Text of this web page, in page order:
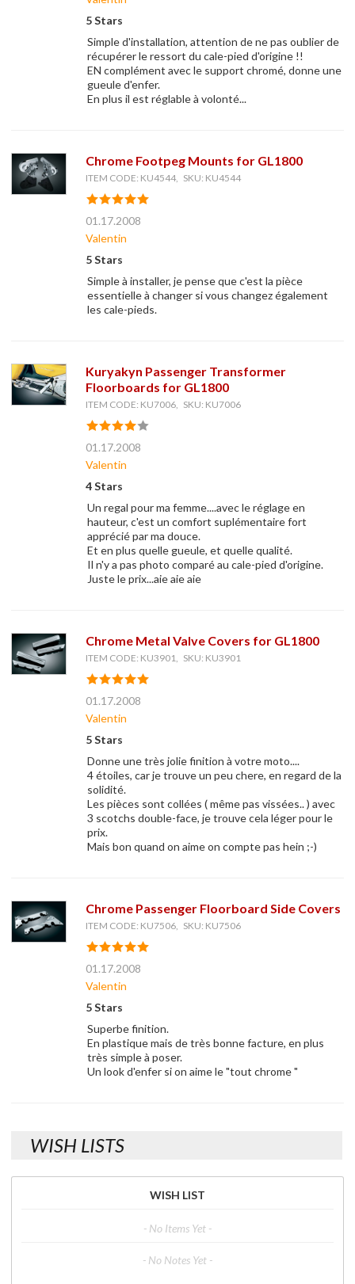
5 Stars
Simple d'installation, attention de ne pas oublier de
récupérer le ressort du cale-pied d'origine !!
EN complément avec le support chromé, donne une
gueule d'enfer.
En plus il est réglable à volonté...
Chrome Footpeg Mounts for GL1800
ITEM CODE: KU4544, SKU: KU4544
01.17.2008
Valentin
5 Stars
Simple à installer, je pense que c'est la pièce
essentielle à changer si vous changez également
les cale-pieds.
Kuryakyn Passenger Transformer
Floorboards for GL1800
ITEM CODE: KU7006, SKU: KU7006
01.17.2008
Valentin
4 Stars
Un regal pour ma femme....avec le réglage en
hauteur, c'est un comfort suplémentaire fort
apprécié par ma douce.
Et en plus quelle gueule, et quelle qualité.
Il n'y a pas photo comparé au cale-pied d'origine.
Juste le prix...aie aie aie
Chrome Metal Valve Covers for GL1800
ITEM CODE: KU3901, SKU: KU3901
01.17.2008
Valentin
5 Stars
Donne une très jolie finition à votre moto....
4 étoiles, car je trouve un peu chere, en regard de la
solidité.
Les pièces sont collées ( même pas vissées.. ) avec
3 scotchs double-face, je trouve cela léger pour le
prix.
Mais bon quand on aime on compte pas hein ;-)
Chrome Passenger Floorboard Side Covers
ITEM CODE: KU7506, SKU: KU7506
01.17.2008
Valentin
5 Stars
Superbe finition.
En plastique mais de très bonne facture, en plus
très simple à poser.
Un look d'enfer si on aime le "tout chrome "
WISH LISTS
WISH LIST
- No Items Yet -
- No Notes Yet -